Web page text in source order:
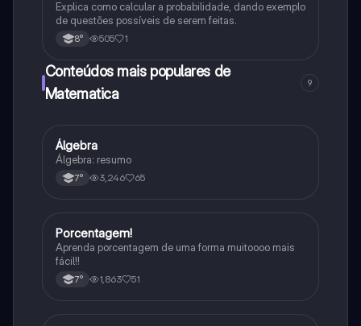
Explica como calcular a probabilidade, dando exemplo
de questões possíveis de serem feitas.
8° 505 1
Conteúdos mais populares de
Matematica
9
Matematica
Álgebra
Álgebra: resumo
7° 3,246 65
Matematica
Porcentagem!
Aprenda porcentagem de uma forma muitoooo mais
fácil!!
7° 1,863 51